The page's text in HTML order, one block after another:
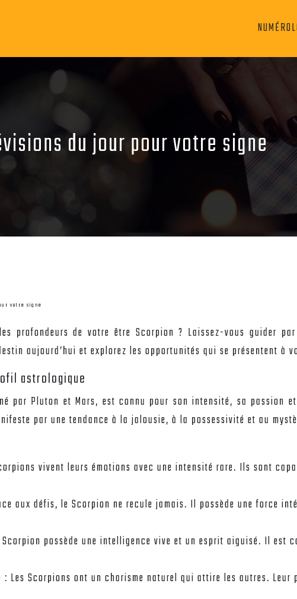
du jour pour votre signe
votre signe
profondeurs de votre être Scorpion ? Laissez-vous guider
aujourd’hui et explorez les opportunités qui se présentent à
astrologique
par Pluton et Mars, est connu pour son intensité, sa passion
par une tendance à la jalousie, à la possessivité et au
vivent leurs émotions avec une intensité rare. Ils sont
aux défis, le Scorpion ne recule jamais. Il possède une force
possède une intelligence vive et un esprit aiguisé. Il est
: Les Scorpions ont un charisme naturel qui attire les autres.